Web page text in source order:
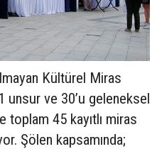
Kültürel Miras
unsur ve 30’u geleneksel
toplam 45 kayıtlı miras
Şölen kapsamında;